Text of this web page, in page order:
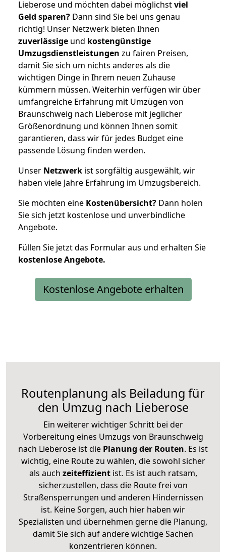
Lieberose und möchten dabei möglichstviel
Geld sparen? Dann sind Sie bei uns genau
richtig! Unser Netzwerk bieten Ihnen
zuverlässige und kostengünstige
Umzugsdienstleistungen zu fairen Preisen,
damit Sie sich um nichts anderes als die
wichtigen Dinge in Ihrem neuen Zuhause
kümmern müssen. Weiterhin verfügen wir über
umfangreiche Erfahrung mit Umzügen von
Braunschweig nach Lieberose mit jeglicher
Größenordnung und können Ihnen somit
garantieren, dass wir für jedes Budget eine
passende Lösung finden werden.
Unser Netzwerk ist sorgfältig ausgewählt, wir
haben viele Jahre Erfahrung im Umzugsbereich.
Sie möchten eine Kostenübersicht? Dann holen
Sie sich jetzt kostenlose und unverbindliche
Angebote.
Füllen Sie jetzt das Formular aus und erhalten Sie
kostenloseAngebote.
Kostenlose Angebote erhalten
Routenplanung als Beiladung für
den Umzug nach Lieberose
Ein weiterer wichtiger Schritt bei der
Vorbereitung eines Umzugs von Braunschweig
nach Lieberose ist die Planung der Routen. Es ist
wichtig, eine Route zu wählen, die sowohl sicher
als auch zeiteffizientist. Es ist auch ratsam,
sicherzustellen, dass die Route frei von
Straßensperrungen und anderen Hindernissen
ist. Keine Sorgen, auch hier haben wir
Spezialisten und übernehmen gerne die Planung,
damit Sie sich auf andere wichtige Sachen
konzentrieren können.